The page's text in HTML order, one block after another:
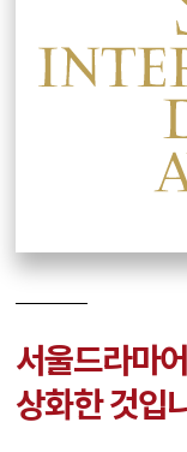
서울드라마
상화한 것입